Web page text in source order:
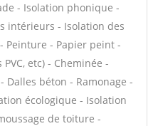
- Isolation phonique -
intérieurs - Isolation des
Peinture - Papier peint -
etc) - Cheminée -
Dalles béton - Ramonage -
écologique - Isolation
de toiture -